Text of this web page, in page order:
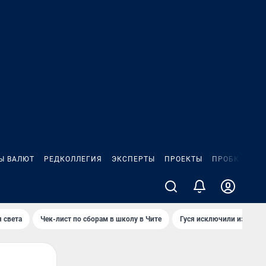
ВАЛЮТ РЕДКОЛЛЕГИЯ ЭКСПЕРТЫ ПРОЕКТЫ ПРОБКИ
света Чек-лист по сборам в школу в Чите Гуся исключили из